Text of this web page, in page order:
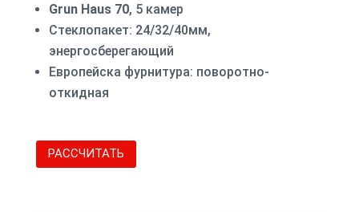
Grun Haus 70, 5 камер
Стеклопакет: 24/32/40мм,
энергосберегающий
Европейска фурнитура: поворотно-
откидная
РАССЧИТАТЬ